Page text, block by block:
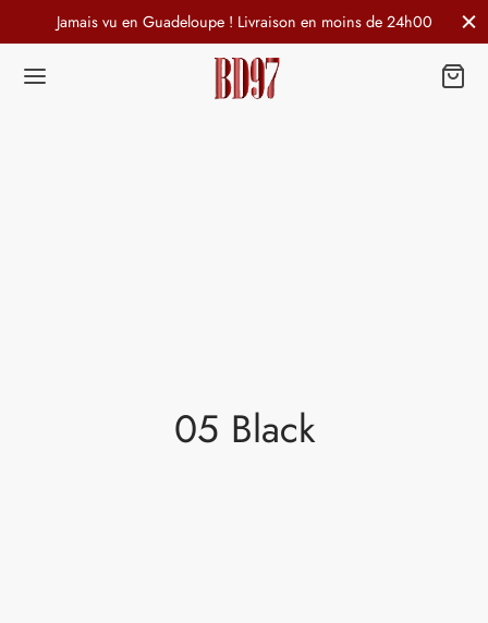
Jamais vu en Guadeloupe ! Livraison en moins de 24h00
05 Black